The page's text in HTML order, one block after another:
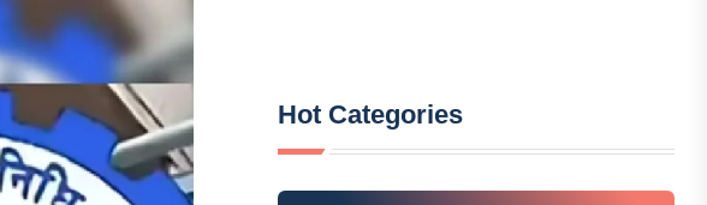
Hot Categories